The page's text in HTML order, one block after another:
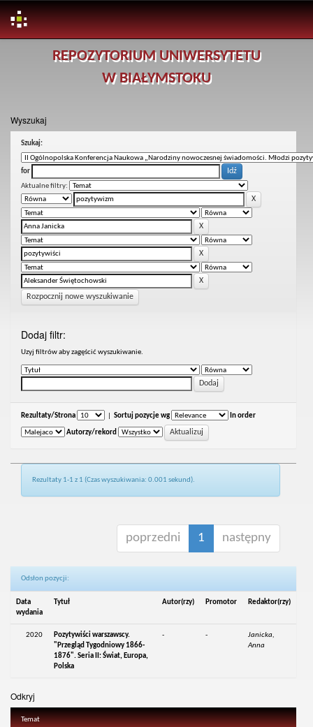
REPOZYTORIUM UNIWERSYTETU
W BIAŁYMSTOKU
Wyszukaj
Szukaj:
for
Aktualne filtry:
Rozpocznij nowe wyszukiwanie
Dodaj filtr:
Uzyj filtrów aby zagęścić wyszukiwanie.
Rezultaty/Strona Sortuj pozycje wg In order
Autorzy/rekord
Rezultaty 1-1 z 1 (Czas wyszukiwania: 0.001 sekund).
poprzedni 1 następny
Odsłon pozycji:
Data
wydania
Tytuł Autor(rzy) Promotor Redaktor(rzy)
2020
Pozytywiści warszawscy.
"Przegląd Tygodniowy 1866-
1876". Seria II: Świat, Europa,
Polska
- -
Janicka,
Anna
Odkryj
Temat